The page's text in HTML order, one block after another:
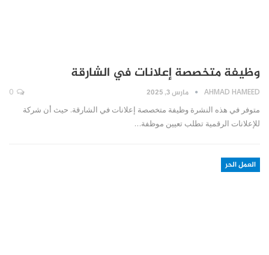
وظيفة متخصصة إعلانات في الشارقة
AHMAD HAMEED مارس 3, 2025
متوفر في هذه النشرة وظيفة متخصصة إعلانات في الشارقة. حيث أن شركة
للإعلانات الرقمية تطلب تعيين موظفة…
العمل الحر